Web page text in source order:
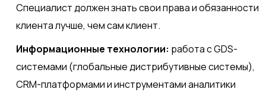
Специалист должен знать свои права и обязанности
клиента лучше, чем сам клиент.
Информационные технологии: работа с GDS-
системами (глобальные дистрибутивные системы),
CRM-платформами и инструментами аналитики